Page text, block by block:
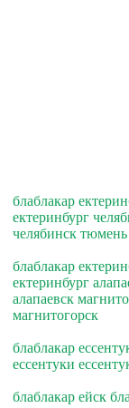
блаблакар
ектеринбург
челябинск
блаблакар
ектеринбург
алапаевск
магнитогорск
блаблакар
ессентуки
блаблакар ейск